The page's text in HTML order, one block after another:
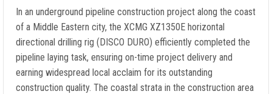
In an underground pipeline construction project along the coast
of a Middle Eastern city, the XCMG XZ1350E horizontal
directional drilling rig (DISCO DURO) efficiently completed the
pipeline laying task, ensuring on-time project delivery and
earning widespread local acclaim for its outstanding
construction quality. The coastal strata in the construction area